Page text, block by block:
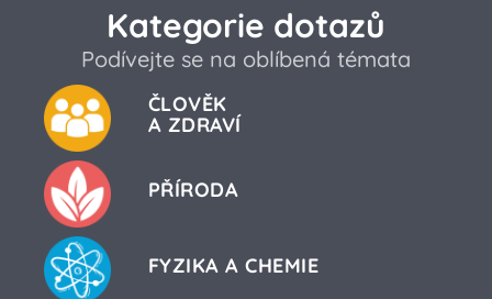
Kategorie dotazů
Podívejte se na oblíbená témata
ČLOVĚK
A ZDRAVÍ
PŘÍRODA
FYZIKA A CHEMIE